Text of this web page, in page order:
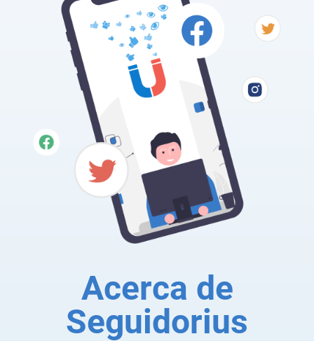
Acerca de
Seguidorius